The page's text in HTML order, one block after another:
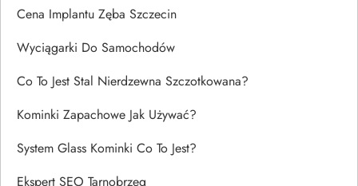
Cena Implantu Zęba Szczecin
Wyciągarki Do Samochodów
Co To Jest Stal Nierdzewna Szczotkowana?
Kominki Zapachowe Jak Używać?
System Glass Kominki Co To Jest?
Ekspert SEO Tarnobrzeg